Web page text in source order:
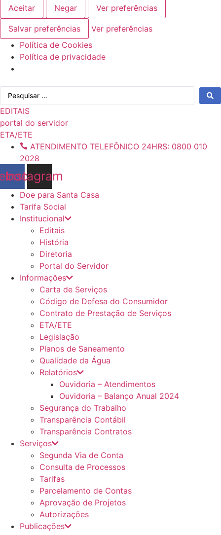
Aceitar
Negar Ver preferências
Salvar preferências
Ver preferências
Política de Cookies
Política de privacidade
para
o
conteúdo
Pesquisar
EDITAIS
portal do servidor
ETA/ETE
ATENDIMENTO TELEFÔNICO 24HRS: 0800 010
2028
Instagram
Doe para Santa Casa
Tarifa Social
Institucional
Editais
História
Diretoria
Portal do Servidor
Informações
Carta de Serviços
Código de Defesa do Consumidor
Contrato de Prestação de Serviços
ETA/ETE
Legislação
Planos de Saneamento
Qualidade da Água
Relatórios
Ouvidoria – Atendimentos
Ouvidoria – Balanço Anual 2024
Segurança do Trabalho
Transparência Contábil
Transparência Contratos
Serviços
Segunda Via de Conta
Consulta de Processos
Tarifas
Parcelamento de Contas
Aprovação de Projetos
Autorizações
Publicações